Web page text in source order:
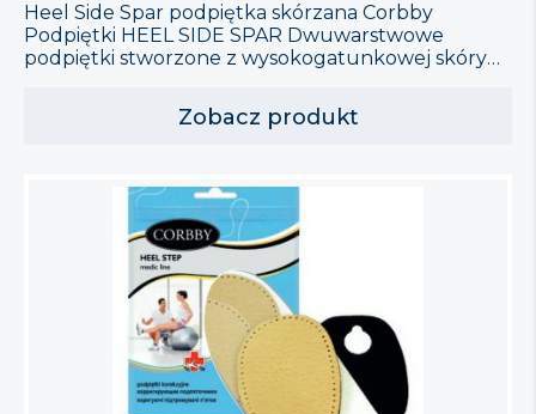
Heel Side Spar podpiętka skórzana Corbby
Podpiętki HEEL SIDE SPAR Dwuwarstwowe
podpiętki stworzone z wysokogatunkowej skóry
zaprojektowane z myślą o osobach cierpiących na
ostrogi kości piętowych. Wyjmowany krążek w
obuwiem, łagodząc ból i dyskomfort. Właściwości:
Zalecane przy tworzących się i już […]
Zobacz produkt